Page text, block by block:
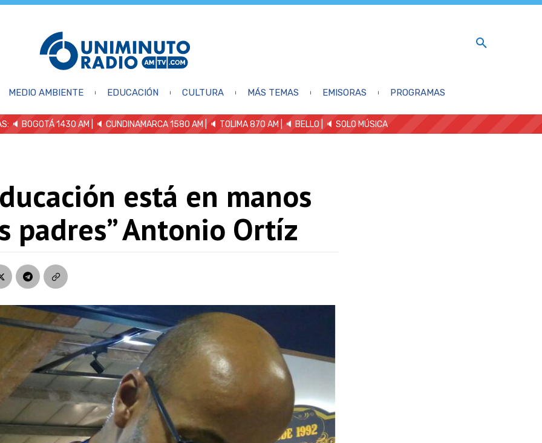
MEDIO AMBIENTE EDUCACIÓN CULTURA MÁS TEMAS EMISORAS PROGRAMAS
🔈 BOGOTÁ 1430 AM | 🔈 CUNDINAMARCA 1580 AM | 🔈 TOLIMA 870 AM | 🔈 BELLO 🔈 SOLO MÚSICA
está en manos
padres” Antonio Ortíz